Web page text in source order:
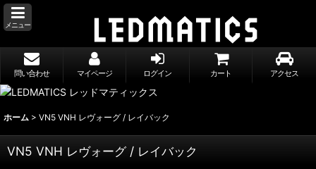
メニュー
問い合わせ マイページ ログイン カート アクセス
ホーム > VN5 VNH レヴォーグ / レイバック
VN5 VNH レヴォーグ / レイバック